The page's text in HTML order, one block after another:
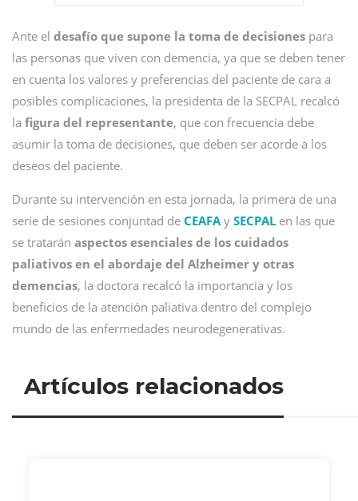
Ante el desafío que supone la toma de decisiones para
las personas que viven con demencia, ya que se deben tener
en cuenta los valores y preferencias del paciente de cara a
posibles complicaciones, la presidenta de la SECPAL recalcó
la figura del representante, que con frecuencia debe
asumir la toma de decisiones, que deben ser acorde a los
deseos del paciente.
Durante su intervención en esta jornada, la primera de una
serie de sesiones conjuntad de CEAFAy SECPAL en las que
se tratarán aspectos esenciales de los cuidados
paliativos en el abordaje del Alzheimer y otras
demencias, la doctora recalcó la importancia y los
beneficios de la atención paliativa dentro del complejo
mundo de las enfermedades neurodegenerativas.
Artículos relacionados